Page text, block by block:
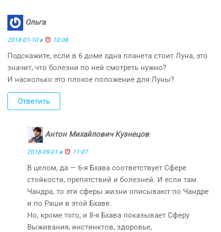
Ольга:
2018-01-10 в 10:08
Подскажите, если в 6 доме одна планета стоит Луна, это
значит, что болезни по ней смотреть нужно?
И насколько это плохое положение для Луны?
Ответить
Антон Михайлович Кузнецов:
2018-09-01 в 11:07
В целом, да — 6-я Бхава соответствует Сфере
стойкости, препятствий и болезней. И если там
Чандра, то эти сферы жизни описывают по Чандре
и по Раши в этой Бхаве.
Но, кроме того, и 8-я Бхава показывает Сферу
Выживания, инстинктов, здоровье,